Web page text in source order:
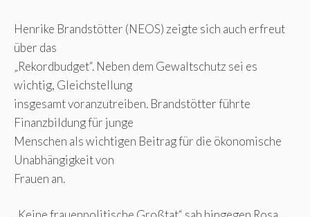
Henrike Brandstötter (NEOS) zeigte sich auch erfreut
über das
„Rekordbudget“. Neben dem Gewaltschutz sei es
wichtig, Gleichstellung
insgesamt voranzutreiben. Brandstötter führte
Finanzbildung für junge
Menschen als wichtigen Beitrag für die ökonomische
Unabhängigkeit von
Frauen an.